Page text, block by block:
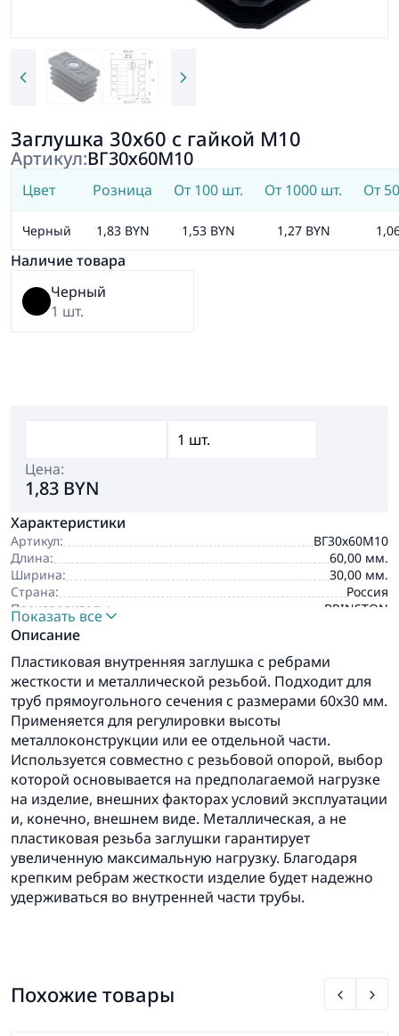
Заглушка 30х60 с гайкой М10
Артикул:ВГ30х60М10
Цвет Розница От 100 шт. От 1000 шт. От
Черный 1,83 BYN 1,53 BYN 1,27 BYN
Наличие товара
Черный
1 шт.
Цена:
1,83 BYN
Характеристики
Артикул:
ВГ30х60М10
Длина:
60,00 мм.
Ширина:
30,00 мм.
Страна:
Россия
Производитель:
BRINSTON
Показать все
Описание
Пластиковая внутренняя заглушка с ребрами
жесткости и металлической резьбой. Подходит для
труб прямоугольного сечения с размерами 60x30 мм.
Применяется для регулировки высоты
металлоконструкции или ее отдельной части.
Используется совместно с резьбовой опорой, выбор
которой основывается на предполагаемой нагрузке
на изделие, внешних факторах условий эксплуатации
и, конечно, внешнем виде. Металлическая, а не
пластиковая резьба заглушки гарантирует
увеличенную максимальную нагрузку. Благодаря
крепким ребрам жесткости изделие будет надежно
удерживаться во внутренней части трубы.
Похожие товары